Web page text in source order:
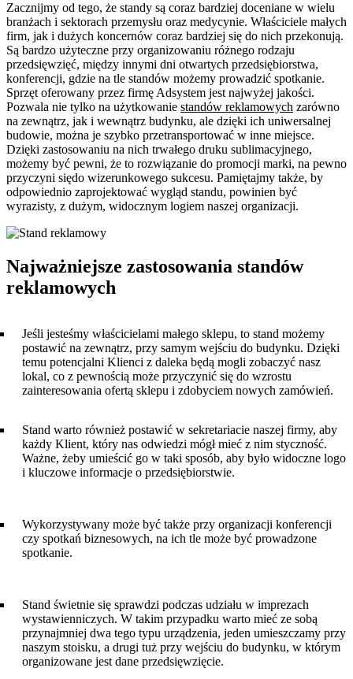
Zacznijmy od tego, że standy są coraz bardziej doceniane w wielu
branżach i sektorach przemysłu oraz medycynie. Właściciele małych
firm, jak i dużych koncernów coraz bardziej się do nich przekonują.
Są bardzo użyteczne przy organizowaniu różnego rodzaju
przedsięwzięć, między innymi dni otwartych przedsiębiorstwa,
konferencji, gdzie na tle standów możemy prowadzić spotkanie.
Sprzęt oferowany przez firmę Adsystem jest najwyżej jakości.
Pozwala nie tylko na użytkowanie standów reklamowych zarówno
na zewnątrz, jak i wewnątrz budynku, ale dzięki ich uniwersalnej
budowie, można je szybko przetransportować w inne miejsce.
Dzięki zastosowaniu na nich trwałego druku sublimacyjnego,
możemy być pewni, że to rozwiązanie do promocji marki, na pewno
przyczyni siędo wizerunkowego sukcesu. Pamiętajmy także, by
odpowiednio zaprojektować wygląd standu, powinien być
wyrazisty, z dużym, widocznym logiem naszej organizacji.
Najważniejsze zastosowania standów
reklamowych
Jeśli jesteśmy właścicielami małego sklepu, to stand możemy
postawić na zewnątrz, przy samym wejściu do budynku. Dzięki
temu potencjalni Klienci z daleka będą mogli zobaczyć nasz
lokal, co z pewnością może przyczynić się do wzrostu
zainteresowania ofertą sklepu i zdobyciem nowych zamówień.
Stand warto również postawić w sekretariacie naszej firmy, aby
każdy Klient, który nas odwiedzi mógł mieć z nim styczność.
Ważne, żeby umieścić go w taki sposób, aby było widoczne logo
i kluczowe informacje o przedsiębiorstwie.
Wykorzystywany może być także przy organizacji konferencji
czy spotkań biznesowych, na ich tle może być prowadzone
spotkanie.
Stand świetnie się sprawdzi podczas udziału w imprezach
wystawienniczych. W takim przypadku warto mieć ze sobą
przynajmniej dwa tego typu urządzenia, jeden umieszczamy przy
naszym stoisku, a drugi tuż przy wejściu do budynku, w którym
organizowane jest dane przedsięwzięcie.